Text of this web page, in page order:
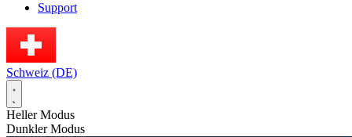
Support
Schweiz (DE)
Heller Modus
Dunkler Modus